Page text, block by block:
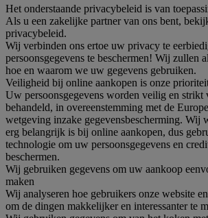
Het onderstaande privacybeleid is van
Als u een zakelijke partner van ons bent,
privacybeleid.
Wij verbinden ons ertoe uw privacy te
persoonsgegevens te beschermen! Wij zullen
hoe en waarom we uw gegevens gebruiken.
Veiligheid bij online aankopen is onze
Uw persoonsgegevens worden veilig en
behandeld, in overeenstemming met de
wetgeving inzake gegevensbescherming. Wij
erg belangrijk is bij online aankopen, dus
technologie om uw persoonsgegevens en
beschermen.
Wij gebruiken gegevens om uw aankoop
maken
Wij analyseren hoe gebruikers onze website
om de dingen makkelijker en interessanter te